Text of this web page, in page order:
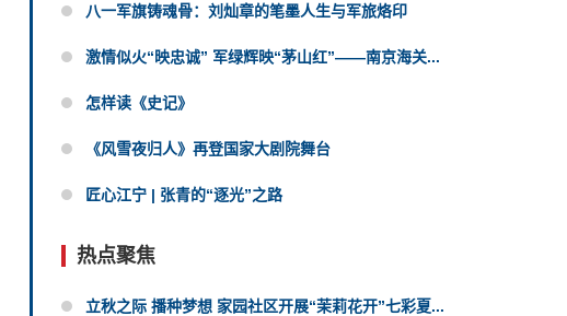
八一军旗铸魂骨：刘灿章的笔墨人生与军旅烙印
激情似火“映忠诚” 军绿辉映“茅山红”——南京海关...
怎样读《史记》
《风雪夜归人》再登国家大剧院舞台
匠心江宁 | 张青的“逐光”之路
热点聚焦
立秋之际 播种梦想 家园社区开展“茉莉花开”七彩夏...